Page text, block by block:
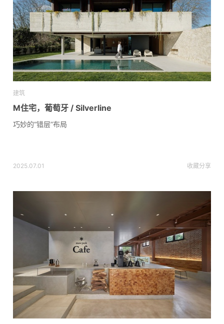
建筑
M住宅，葡萄牙 / Silverline
巧妙的“错层”布局
2025.07.01 收藏分享